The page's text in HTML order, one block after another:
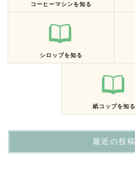
コーヒーマシンを知る
シロップを知る
紙コップを知る
最近の投稿